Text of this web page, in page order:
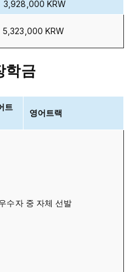
3,928,000 KRW
5,323,000 KRW
학금
트
영어트랙
수자 중 자체 선발